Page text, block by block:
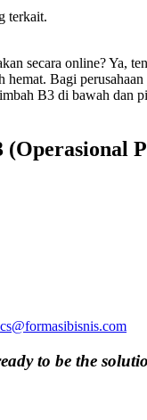
terkait.
secara online? Ya,
hemat. Bagi
B3 di bawah dan
cs@formasibisnis.com
to be the